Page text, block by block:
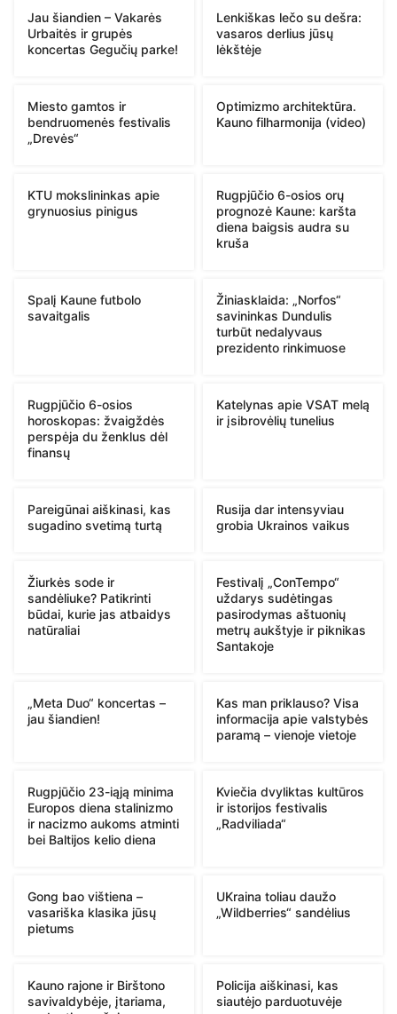
Jau šiandien – Vakarės
Urbaitės ir grupės
koncertas Gegučių parke!
Lenkiškas lečo su dešra:
vasaros derlius jūsų
lėkštėje
Miesto gamtos ir
bendruomenės festivalis
„Drevės“
Optimizmo architektūra.
Kauno filharmonija (video)
KTU mokslininkas apie
grynuosius pinigus
Rugpjūčio 6-osios orų
prognozė Kaune: karšta
diena baigsis audra su
kruša
Spalį Kaune futbolo
savaitgalis
Žiniasklaida: „Norfos“
savininkas Dundulis
turbūt nedalyvaus
prezidento rinkimuose
Rugpjūčio 6-osios
horoskopas: žvaigždės
perspėja du ženklus dėl
finansų
Katelynas apie VSAT melą
ir įsibrovėlių tunelius
Pareigūnai aiškinasi, kas
sugadino svetimą turtą
Rusija dar intensyviau
grobia Ukrainos vaikus
Žiurkės sode ir
sandėliuke? Patikrinti
būdai, kurie jas atbaidys
natūraliai
Festivalį „ConTempo“
uždarys sudėtingas
pasirodymas aštuonių
metrų aukštyje ir piknikas
Santakoje
„Meta Duo“ koncertas –
jau šiandien!
Kas man priklauso? Visa
informacija apie valstybės
paramą – vienoje vietoje
Rugpjūčio 23-iąją minima
Europos diena stalinizmo
ir nacizmo aukoms atminti
bei Baltijos kelio diena
Kviečia dvyliktas kultūros
ir istorijos festivalis
„Radviliada“
Gong bao vištiena –
vasariška klasika jūsų
pietums
UKraina toliau daužo
„Wildberries“ sandėlius
Kauno rajone ir Birštono
savivaldybėje, įtariama,
Policija aiškinasi, kas
siautėjo parduotuvėje